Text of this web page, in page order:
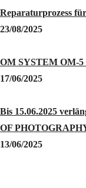
Reparaturprozess
23/08/2025
OM SYSTEM OM-
17/06/2025
Bis 15.06.2025
OF
13/06/2025